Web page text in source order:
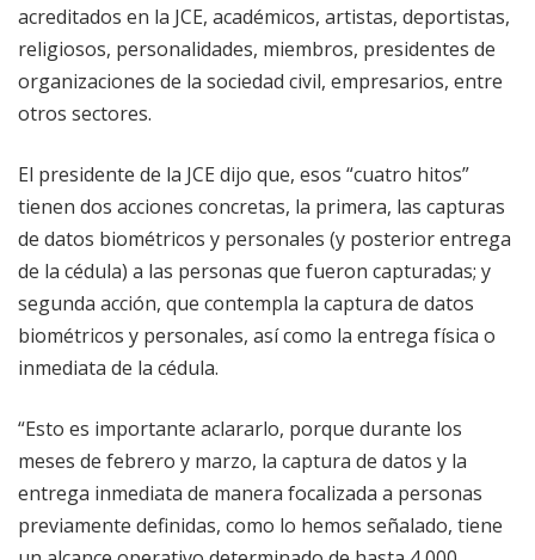
acreditados en la JCE, académicos, artistas, deportistas,
religiosos, personalidades, miembros, presidentes de
organizaciones de la sociedad civil, empresarios, entre
otros sectores.
El presidente de la JCE dijo que, esos “cuatro hitos”
tienen dos acciones concretas, la primera, las capturas
de datos biométricos y personales (y posterior entrega
de la cédula) a las personas que fueron capturadas; y
segunda acción, que contempla la captura de datos
biométricos y personales, así como la entrega física o
inmediata de la cédula.
“Esto es importante aclararlo, porque durante los
meses de febrero y marzo, la captura de datos y la
entrega inmediata de manera focalizada a personas
previamente definidas, como lo hemos señalado, tiene